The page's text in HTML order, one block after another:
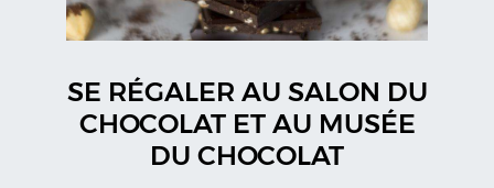
SE RÉGALER AU SALON DU
CHOCOLAT ET AU MUSÉE
DU CHOCOLAT